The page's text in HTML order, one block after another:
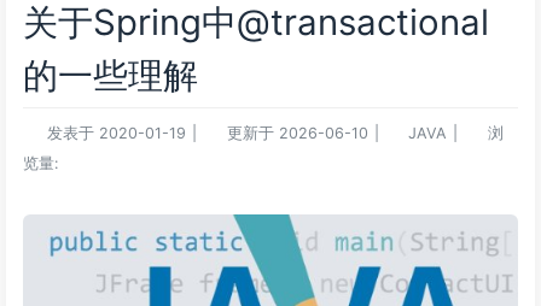
关于Spring中@transactional
的一些理解
发表于 2020-01-19 更新于 2026-06-10 JAVA
浏
览量: